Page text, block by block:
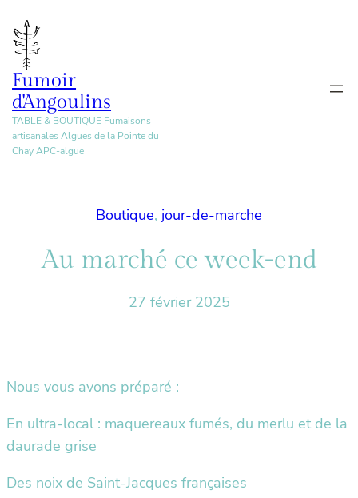
Aller
au
contenu
Fumoir
d'Angoulins
TABLE & BOUTIQUE Fumaisons
artisanales Algues de la Pointe du
Chay APC-algue
Boutique, jour-de-marche
Au marché ce week-end
27 février 2025
Nous vous avons préparé :
En ultra-local : maquereaux fumés, du merlu et de la
daurade grise
Des noix de Saint-Jacques françaises